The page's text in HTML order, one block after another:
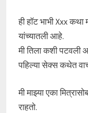
ही हॉट भाभी Xxx
यांच्यातली आहे.
मी तिला कशी पटवली
पहिल्या सेक्स कथेत
मी माझ्या एका
राहतो.